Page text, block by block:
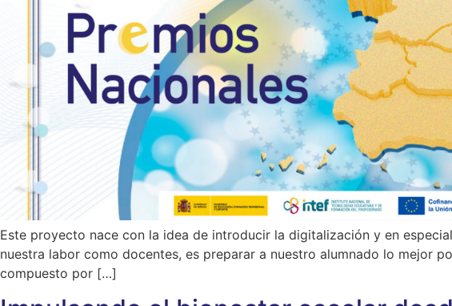
Este proyecto nace con la idea de introducir la digitalización y en
nuestra labor como docentes, es preparar a nuestro alumnado lo mejor
compuesto por […]